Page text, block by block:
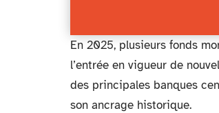
En 2025, plusieurs fonds
l’entrée en vigueur de
des principales banques
son ancrage historique.